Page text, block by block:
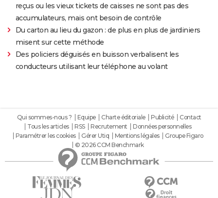
reçus ou les vieux tickets de caisses ne sont pas des
accumulateurs, mais ont besoin de contrôle
Du carton au lieu du gazon : de plus en plus de jardiniers
misent sur cette méthode
Des policiers déguisés en buisson verbalisent les
conducteurs utilisant leur téléphone au volant
Qui sommes-nous ? Equipe Charte éditoriale Publicité
Contact
Tous les articles
RSS Recrutement
Données personnelles
Paramétrer les cookies
Gérer Utiq Mentions légales
Groupe Figaro
© 2026 CCM Benchmark